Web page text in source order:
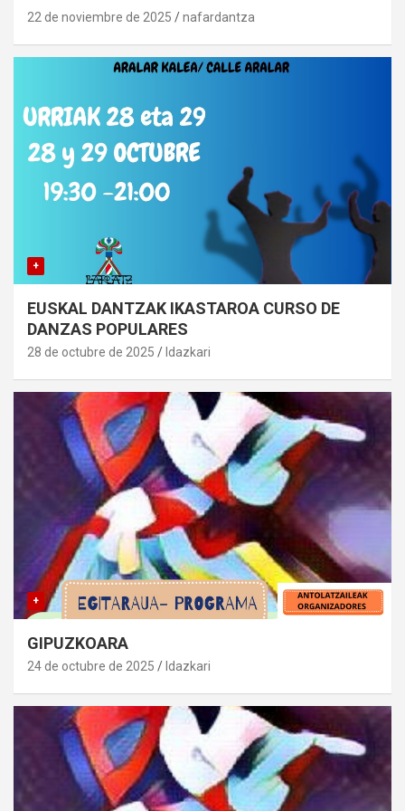
22 de noviembre de 2025 nafardantza
+
EUSKAL DANTZAK IKASTAROA CURSO DE
DANZAS POPULARES
28 de octubre de 2025 Idazkari
+
GIPUZKOARA
24 de octubre de 2025 Idazkari